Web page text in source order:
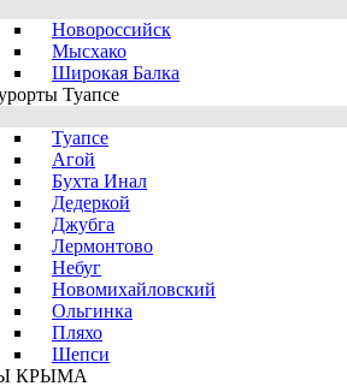
Новороссийск
Мысхако
Широкая Балка
Туапсе
Туапсе
Агой
Бухта Инал
Дедеркой
Джубга
Лермонтово
Небуг
Новомихайловский
Ольгинка
Пляхо
Шепси
КРЫМА